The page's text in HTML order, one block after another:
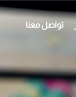
تواصل معنا